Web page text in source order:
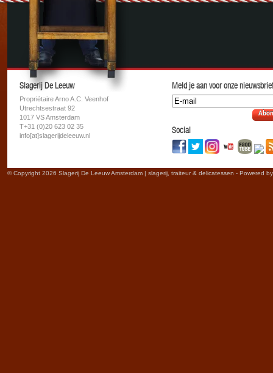
Slagerij De Leeuw
Propriétaire Arno A.C. Veenhof
Utrechtsestraat 92
1017 VS Amsterdam
T+31 (0)20 623 02 35
info[at]slagerijdeleeuw.nl
Meld je aan voor onze
Social
© Copyright 2026 Slagerij De Leeuw Amsterdam | slagerij, traiteur & delicatessen - Powered